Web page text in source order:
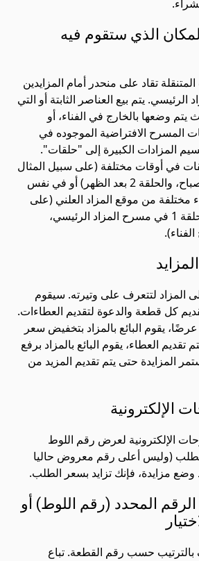
الذي ستقوم فيه
تقاد على منحدر أمام المزايدين
يتم بيع العناصر الثابتة أو التي
وضعها بالخارج في الفناء، أو
المسرح الافتراضية الموجوده في
المزادات الكبيرة إلى "حلقات".
في أوقات مختلفة (على سبيل المثال
الحلقة 1 في الصباح، والحلقة 2 بعد الظهر) أو في نفس
مختلفة من موقع المزاد العلني (على
سبيل المثال الحلقة 1 في مسرح المزاد الرئيسي،
المزاد لتتعرف على وتيرته. سيقوم
كل قطعة والدعوة لتقديم العطاءات.
يقوم البائع بالمزاد بتخفيض سعر
تقديم العطاء، يقوم البائع بالمزاد برفع
المزايدة حتى يتم تقديم المزيد من
الإلكترونية
الإلكترونية لعرض رقم اللوط
(وليس أعلى رقم معروض حاليا
وضع مزايدة، فإنك تزايد بسعر الطلب.
الرقم المحدد (رقم اللوط) أو
بالترتيب حسب رقم القطعة. تباع